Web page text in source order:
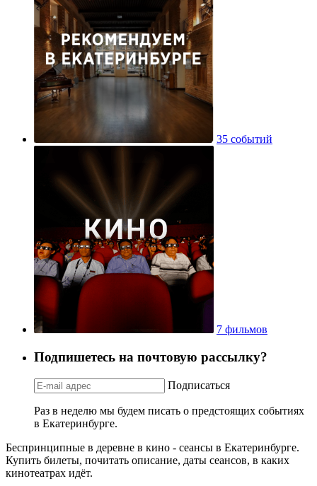
35 событий
7 фильмов
Подпишетесь на почтовую рассылку?
Подписаться
Раз в неделю мы будем писать о предстоящих событиях
в Екатеринбурге.
Беспринципные в деревне в кино - сеансы в Екатеринбурге.
Купить билеты, почитать описание, даты сеансов, в каких
кинотеатрах идёт.